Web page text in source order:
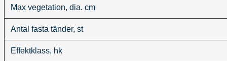
Max vegetation, dia. cm
Antal fasta tänder, st
Effektklass, hk